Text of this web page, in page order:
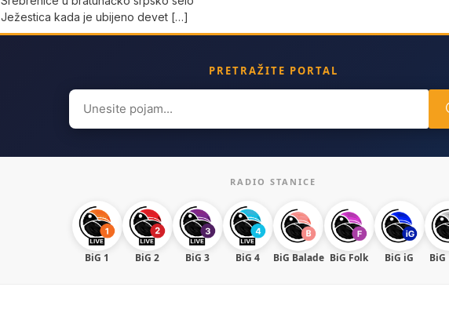
Јežestica kada je ubijeno devet […]
PRETRAŽITE PORTAL
Search
for:
RADIO STANICE
BiG 1 BiG 2 BiG 3 BiG 4 BiG Balade BiG Folk BiG iG BiG